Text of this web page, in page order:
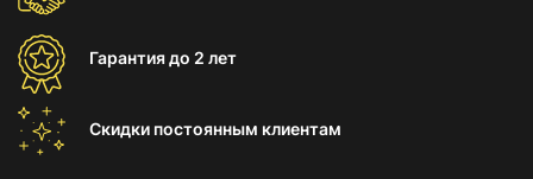
Гарантиядо 2 лет
Скидки постоянным клиентам